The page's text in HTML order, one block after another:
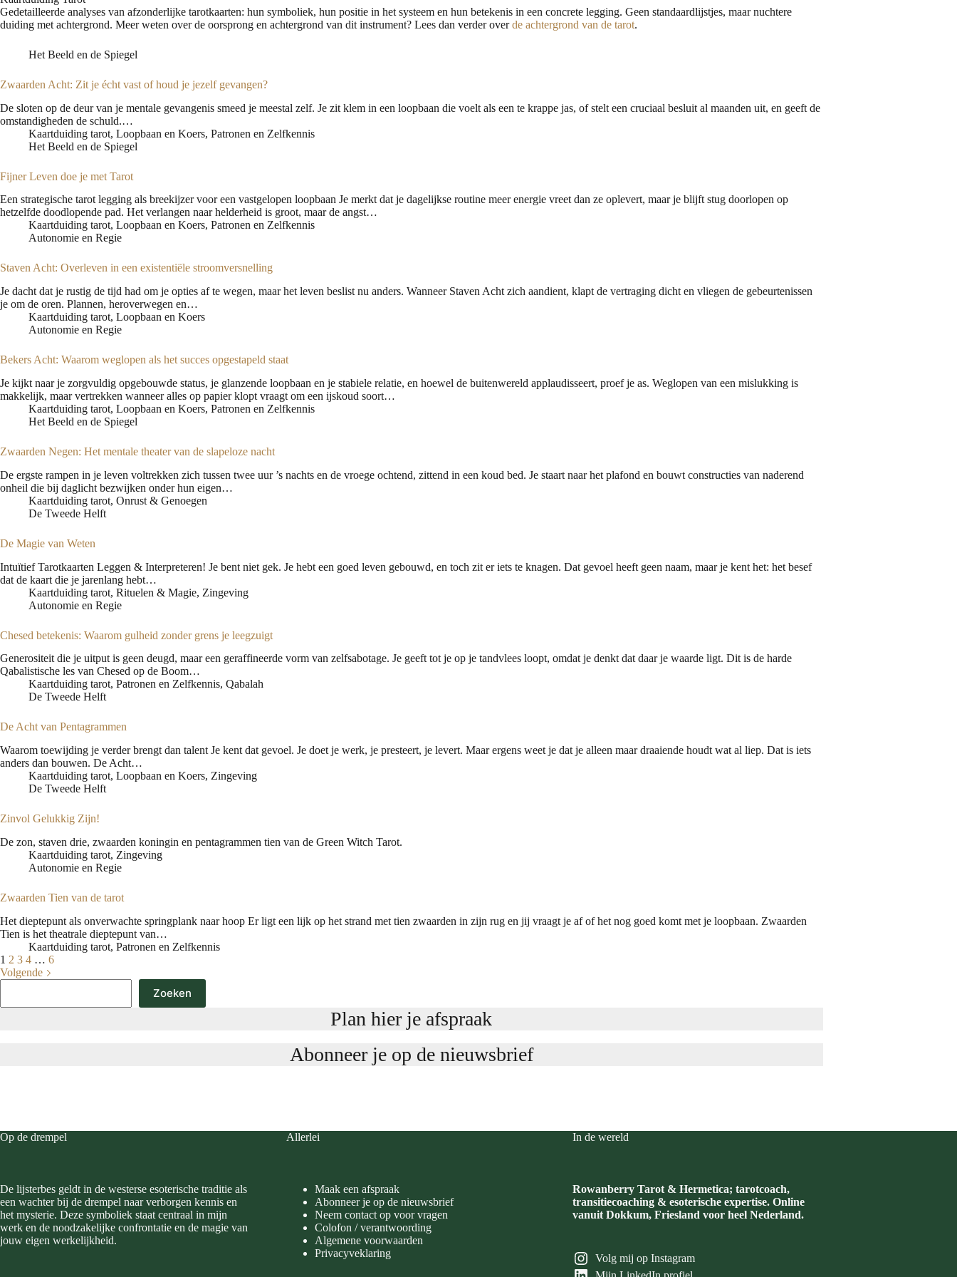
Gedetailleerde analyses van afzonderlijke tarotkaarten: hun symboliek, hun positie in het systeem en hun betekenis in een concrete legging. Geen standaardlijstjes, maar nuchtere
duiding met achtergrond. Meer weten over de oorsprong en achtergrond van dit instrument? Lees dan verder overde achtergrond van de tarot.
Het Beeld en de Spiegel
Zwaarden Acht: Zit je écht vast of houd je jezelf gevangen?
De sloten op de deur van je mentale gevangenis smeed je meestal zelf. Je zit klem in een loopbaan die voelt als een te krappe jas, of stelt een cruciaal besluit al maanden uit, en geeft de
omstandigheden de schuld.…
Kaartduiding tarot, Loopbaan en Koers, Patronen en Zelfkennis
Het Beeld en de Spiegel
Fijner Leven doe je met Tarot
Een strategische tarot legging als breekijzer voor een vastgelopen loopbaan Je merkt dat je dagelijkse routine meer energie vreet dan ze oplevert, maar je blijft stug doorlopen op
hetzelfde doodlopende pad. Het verlangen naar helderheid is groot, maar de angst…
Kaartduiding tarot, Loopbaan en Koers, Patronen en Zelfkennis
Autonomie en Regie
Staven Acht: Overleven in een existentiële stroomversnelling
Je dacht dat je rustig de tijd had om je opties af te wegen, maar het leven beslist nu anders. Wanneer Staven Acht zich aandient, klapt de vertraging dicht en vliegen de gebeurtenissen
je om de oren. Plannen, heroverwegen en…
Kaartduiding tarot, Loopbaan en Koers
Autonomie en Regie
Bekers Acht: Waarom weglopen als het succes opgestapeld staat
Je kijkt naar je zorgvuldig opgebouwde status, je glanzende loopbaan en je stabiele relatie, en hoewel de buitenwereld applaudisseert, proef je as. Weglopen van een mislukking is
makkelijk, maar vertrekken wanneer alles op papier klopt vraagt om een ijskoud soort…
Kaartduiding tarot, Loopbaan en Koers, Patronen en Zelfkennis
Het Beeld en de Spiegel
Zwaarden Negen: Het mentale theater van de slapeloze nacht
De ergste rampen in je leven voltrekken zich tussen twee uur ’s nachts en de vroege ochtend, zittend in een koud bed. Je staart naar het plafond en bouwt constructies van naderend
onheil die bij daglicht bezwijken onder hun eigen…
Kaartduiding tarot, Onrust & Genoegen
De Tweede Helft
De Magie van Weten
Intuïtief Tarotkaarten Leggen & Interpreteren! Je bent niet gek. Je hebt een goed leven gebouwd, en toch zit er iets te knagen. Dat gevoel heeft geen naam, maar je kent het: het besef
dat de kaart die je jarenlang hebt…
Kaartduiding tarot, Rituelen & Magie, Zingeving
Autonomie en Regie
Chesed betekenis: Waarom gulheid zonder grens je leegzuigt
Generositeit die je uitput is geen deugd, maar een geraffineerde vorm van zelfsabotage. Je geeft tot je op je tandvlees loopt, omdat je denkt dat daar je waarde ligt. Dit is de harde
Qabalistische les van Chesed op de Boom…
Kaartduiding tarot, Patronen en Zelfkennis, Qabalah
De Tweede Helft
De Acht van Pentagrammen
Waarom toewijding je verder brengt dan talent Je kent dat gevoel. Je doet je werk, je presteert, je levert. Maar ergens weet je dat je alleen maar draaiende houdt wat al liep. Dat is iets
anders dan bouwen. De Acht…
Kaartduiding tarot, Loopbaan en Koers, Zingeving
De Tweede Helft
Zinvol Gelukkig Zijn!
De zon, staven drie, zwaarden koningin en pentagrammen tien van de Green Witch Tarot.
Kaartduiding tarot, Zingeving
Autonomie en Regie
Zwaarden Tien van de tarot
Het dieptepunt als onverwachte springplank naar hoop Er ligt een lijk op het strand met tien zwaarden in zijn rug en jij vraagt je af of het nog goed komt met je loopbaan. Zwaarden
Tien is het theatrale dieptepunt van…
Kaartduiding tarot, Patronen en Zelfkennis
1 2 3 4 … 6
Volgende
Zoeken
Plan hier je afspraak
Abonneer je op de nieuwsbrief
Op de drempel
De lijsterbes geldt in de westerse esoterische traditie als
een wachter bij de drempel naar verborgen kennis en
het mysterie. Deze symboliek staat centraal in mijn
werk en de noodzakelijke confrontatie en de magie van
jouw eigen werkelijkheid.
Allerlei
Maak een afspraak
Abonneer je op de nieuwsbrief
Neem contact op voor vragen
Colofon / verantwoording
Algemene voorwaarden
Privacyveklaring
In de wereld
Rowanberry Tarot & Hermetica; tarotcoach,
transitiecoaching & esoterische expertise. Online
vanuit Dokkum, Friesland voor heel Nederland.
Volg mij op Instagram